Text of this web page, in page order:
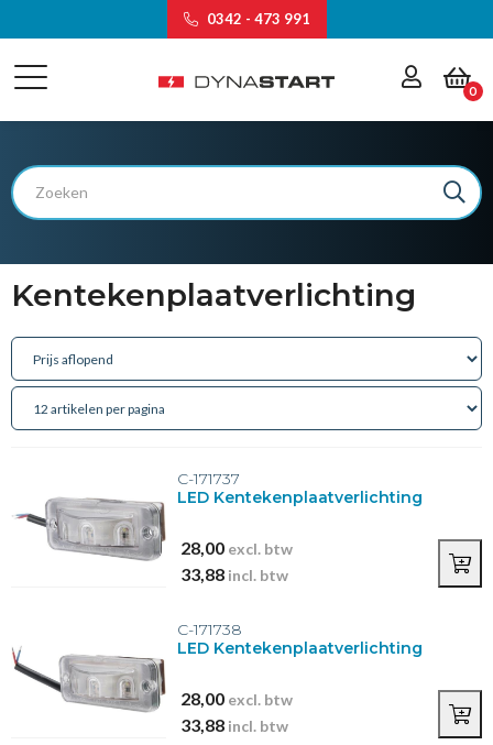
0342 - 473 991
0
Kentekenplaatverlichting
C-171737
LED Kentekenplaatverlichting
28,00 excl. btw
33,88 incl. btw
C-171738
LED Kentekenplaatverlichting
28,00 excl. btw
33,88 incl. btw